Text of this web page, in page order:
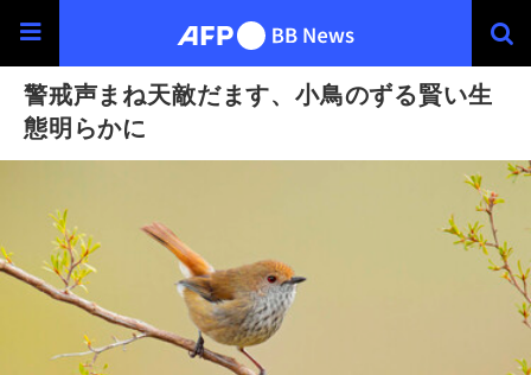
警戒声まね天敵だます、小鳥のずる賢い生
態明らかに